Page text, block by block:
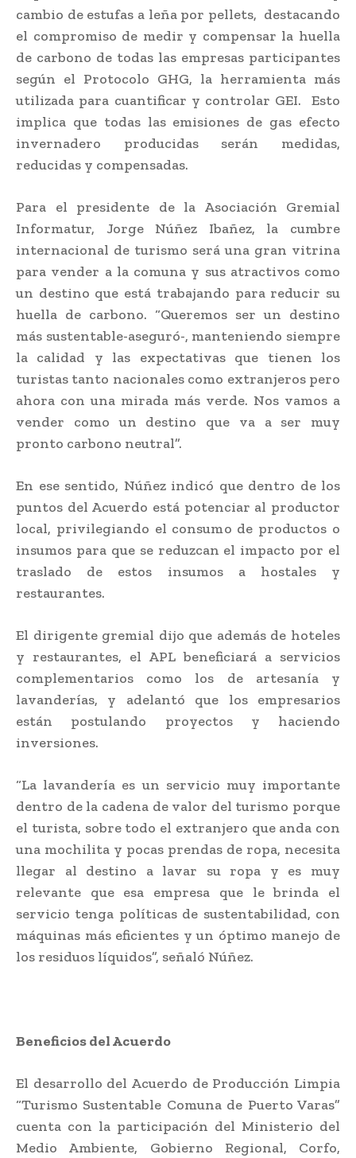
cambio de estufas a leña por pellets, destacando
el compromiso de medir y compensar la huella
de carbono de todas las empresas participantes
según el Protocolo GHG, la herramienta más
utilizada para cuantificar y controlar GEI. Esto
implica que todas las emisiones de gas efecto
invernadero producidas serán medidas,
reducidas y compensadas.
Para el presidente de la Asociación Gremial
Informatur, Jorge Núñez Ibañez, la cumbre
internacional de turismo será una gran vitrina
para vender a la comuna y sus atractivos como
un destino que está trabajando para reducir su
huella de carbono. “Queremos ser un destino
más sustentable-aseguró-, manteniendo siempre
la calidad y las expectativas que tienen los
turistas tanto nacionales como extranjeros pero
ahora con una mirada más verde. Nos vamos a
vender como un destino que va a ser muy
pronto carbono neutral”.
En ese sentido, Núñez indicó que dentro de los
puntos del Acuerdo está potenciar al productor
local, privilegiando el consumo de productos o
insumos para que se reduzcan el impacto por el
traslado de estos insumos a hostales y
restaurantes.
El dirigente gremial dijo que además de hoteles
y restaurantes, el APL beneficiará a servicios
complementarios como los de artesanía y
lavanderías, y adelantó que los empresarios
están postulando proyectos y haciendo
inversiones.
“La lavandería es un servicio muy importante
dentro de la cadena de valor del turismo porque
el turista, sobre todo el extranjero que anda con
una mochilita y pocas prendas de ropa, necesita
llegar al destino a lavar su ropa y es muy
relevante que esa empresa que le brinda el
servicio tenga políticas de sustentabilidad, con
máquinas más eficientes y un óptimo manejo de
los residuos líquidos”, señaló Núñez.
Beneficios del Acuerdo
El desarrollo del Acuerdo de Producción Limpia
“Turismo Sustentable Comuna de Puerto Varas”
cuenta con la participación del Ministerio del
Medio Ambiente, Gobierno Regional, Corfo,